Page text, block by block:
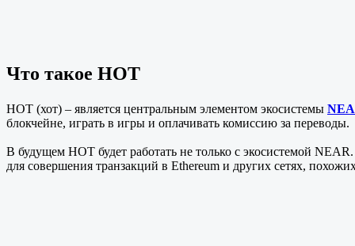
Что такое HOT
HOT (хот) – является центральным элементом экосистемы
блокчейне, играть в игры и оплачивать комиссию за переводы.
В будущем HOT будет работать не только с экосистемой
для совершения транзакций в Ethereum и других сетях,